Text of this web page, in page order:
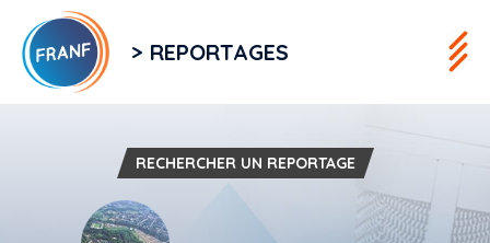
> REPORTAGES
RECHERCHER UN REPORTAGE